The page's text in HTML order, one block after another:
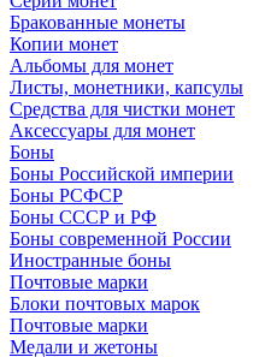
Бракованные монеты
Копии монет
Альбомы для монет
Листы, монетники, капсулы
Средства для чистки монет
Аксессуары для монет
Боны
Боны Российской империи
Боны РСФСР
Боны СССР и РФ
Боны современной России
Иностранные боны
Почтовые марки
Блоки почтовых марок
Почтовые марки
Медали и жетоны